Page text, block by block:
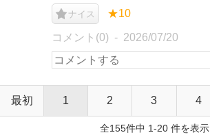
ナイス ★10
コメント(0) 2026/07/20
最初 1 2 3 4
全155件中 1-20 件を表示